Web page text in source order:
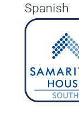
Spanish